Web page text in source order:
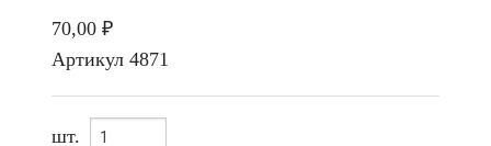
70,00 ₽
Артикул 4871
шт.